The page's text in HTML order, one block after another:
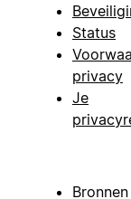
Status
privacy
Je
Bronnen